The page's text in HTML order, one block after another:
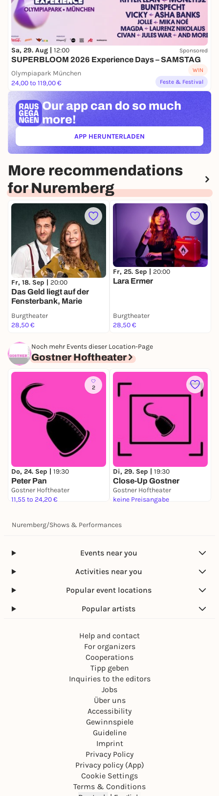
Sa, 29. Aug | 12:00 Sponsored
SUPERBLOOM 2026 Experience Days – SAMSTAG
Olympiapark München
24,00 to 119,00 €
WIN
Feste & Festival
Our app can do so much
more!
APP HERUNTERLADEN(ÖFFNET IN NEUEM TAB)
More recommendations
for Nuremberg
Fr, 18. Sep | 20:00
Das Geld liegt auf der
Fensterbank, Marie
Burgtheater
28,50 €
Fr, 25. Sep | 20:00
Lara Ermer
Burgtheater
28,50 €
Noch mehr Events dieser Location-Page
Gostner Hoftheater
2
Do, 24. Sep | 19:30
Peter Pan
Gostner Hoftheater
11,55 to 24,20 €
Di, 29. Sep | 19:30
Close-Up Gostner
Gostner Hoftheater
keine Preisangabe
Nuremberg/Shows & Performances
Events near you
Activities near you
Popular event locations
Popular artists
Help and contact
For organizers
Cooperations
Tipp geben
Inquiries to the editors
Jobs
Über uns
Accessibility
Gewinnspiele
Guideline
Imprint
Privacy Policy
Privacy policy (App)
Cookie Settings
Terms & Conditions